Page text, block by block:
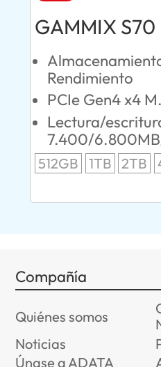
GAMMIX S70
Rendimiento
PCIe Gen4 x4
Lectura/
7.400/
512GB 1TB 2TB
Compañía
Quiénes somos
Noticias
Únase a ADATA